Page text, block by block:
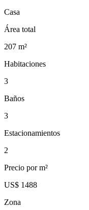
Casa
Área total
207 m²
Habitaciones
3
Baños
3
Estacionamientos
2
Precio por m²
US$ 1488
Zona